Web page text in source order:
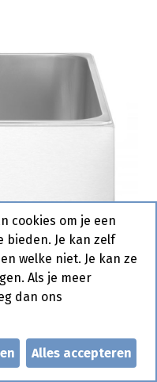
Kitchen Line
cookies om je een
bieden. Je kan zelf
welke niet. Je kan ze
Als je meer
dan ons
Alles accepteren